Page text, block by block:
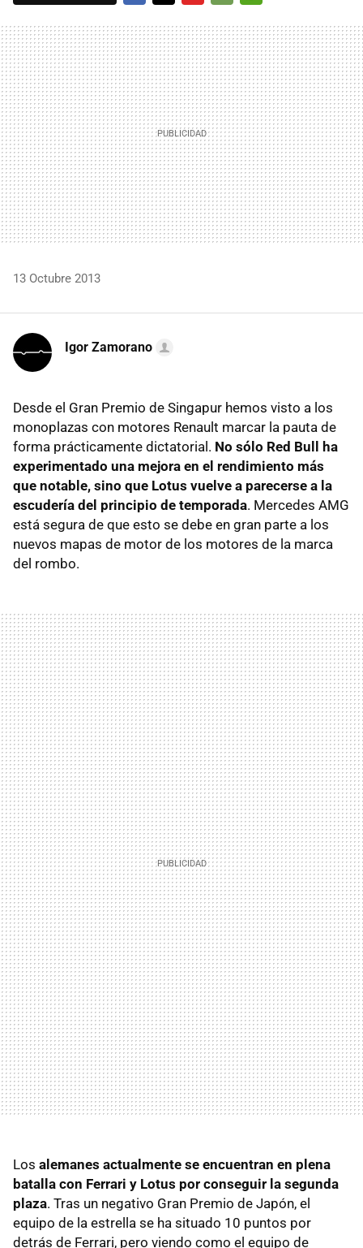
MAIL
13 Octubre 2013
Igor Zamorano
Desde el Gran Premio de Singapur hemos visto a los
monoplazas con motores Renault marcar la pauta de
forma prácticamente dictatorial. No sólo Red Bull ha
experimentado una mejora en el rendimiento más
que notable, sino que Lotus vuelve a parecerse a la
escudería del principio de temporada. Mercedes AMG
está segura de que esto se debe en gran parte a los
nuevos mapas de motor de los motores de la marca
del rombo.
Los alemanes actualmente se encuentran en plena
batalla con Ferrari y Lotus por conseguir la segunda
plaza. Tras un negativo Gran Premio de Japón, el
equipo de la estrella se ha situado 10 puntos por
detrás de Ferrari, pero viendo como el equipo de